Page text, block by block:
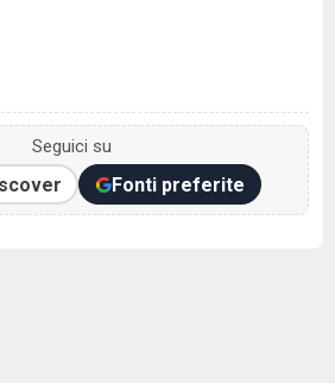
Seguici su
Fonti preferite